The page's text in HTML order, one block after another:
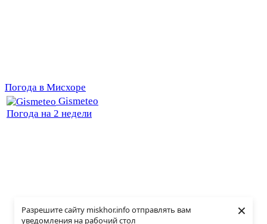
Разрешите сайту miskhor.info отправлять вам
уведомления на рабочий стол
×
Погода в Мисхоре
Gismeteo
Погода на 2 недели